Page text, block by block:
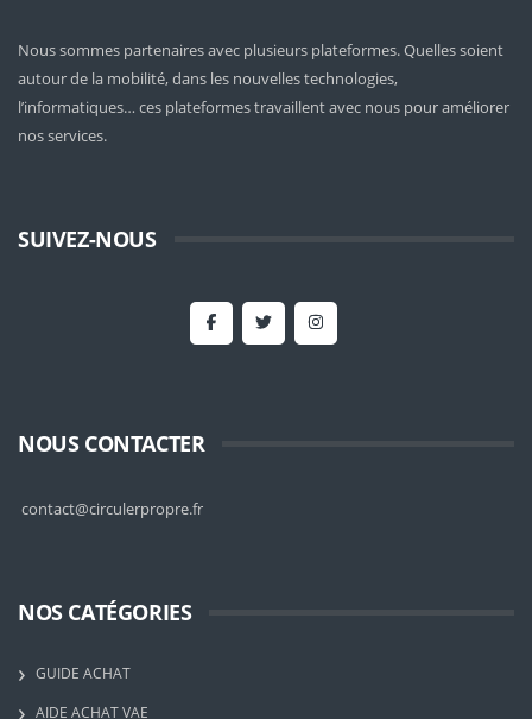
Nous sommes partenaires avec plusieurs plateformes. Quelles soient
autour de la mobilité, dans les nouvelles technologies,
l’informatiques… ces plateformes travaillent avec nous pour améliorer
nos services.
SUIVEZ-NOUS
NOUS CONTACTER
contact@circulerpropre.fr
NOS CATÉGORIES
GUIDE ACHAT
AIDE ACHAT VAE